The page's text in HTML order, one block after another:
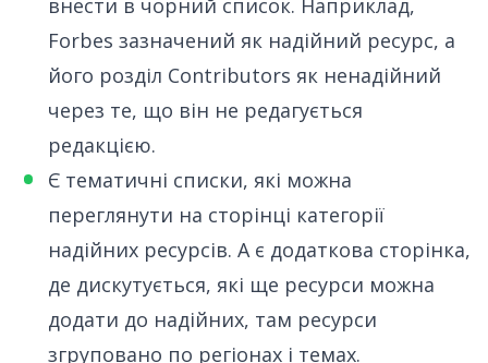
Forbes зазначений як надійний ресурс, а
його розділ Contributors як ненадійний
через те, що він не редагується
редакцією.
Є тематичні списки, які можна
переглянути на сторінці категорії
надійних ресурсів. А є додаткова сторінка,
де дискутується, які ще ресурси можна
додати до надійних, там ресурси
згруповано по регіонах і темах.